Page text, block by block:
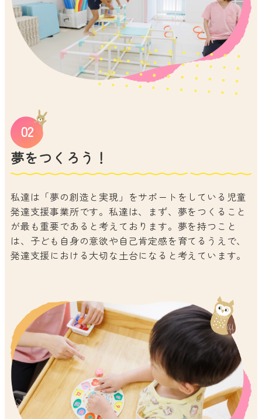
夢をつくろう！
私達は「夢の創造と実現」をサポートをしている児童
発達支援事業所です。私達は、まず、夢をつくること
が最も重要であると考えております。夢を持つこと
は、子ども自身の意欲や自己肯定感を育てるうえで、
発達支援における大切な土台になると考えています。